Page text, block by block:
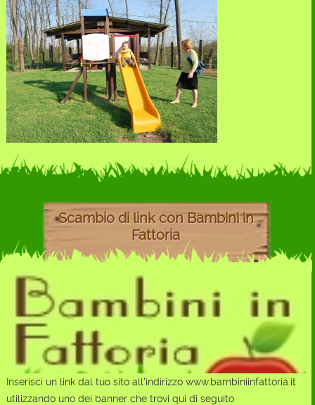
Scambio di link con Bambini in
Fattoria
Inserisci un link dal tuo sito all'indirizzo www.bambiniinfattoria.it
utilizzando uno dei banner che trovi qui di seguito